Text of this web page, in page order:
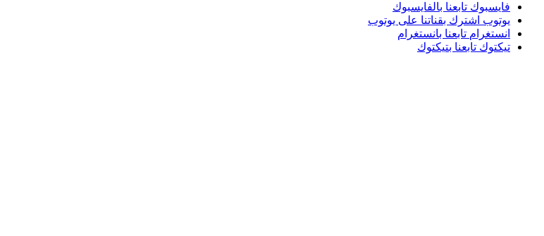
فايسبوك تابعنا بالفايسبوك
يوتوب اشترك بقناتنا على يوتوب
انستغرام تابعنا بانستغرام
تيكتوك تابعنا بتيكتوك